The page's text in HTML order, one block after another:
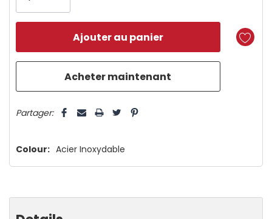
plus
Partager:
Colour: Acier Inoxydable